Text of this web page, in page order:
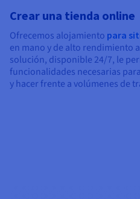
Crear una tienda online
Ofrecemos alojamiento para
en mano y de alto rendimiento
solución, disponible 24/7, le
funcionalidades necesarias
y hacer frente a volúmenes de